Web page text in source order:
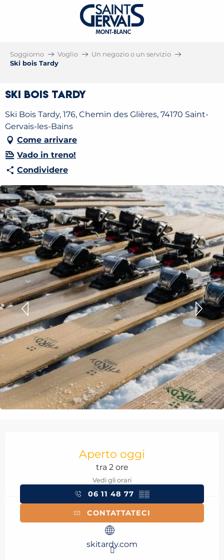
Soggiorno Voglio
Un negozio o un servizio
Ski bois Tardy
Ski bois Tardy
Ski Bois Tardy, 176, Chemin des Glières, 74170 Saint-
Gervais-les-Bains
Come arrivare
Vado in treno!
Condividere
Aperto oggi
tra 2 ore
Vedi gli orari
06 11 48 77 ▒▒
CONTATTATECI
skitardy.com